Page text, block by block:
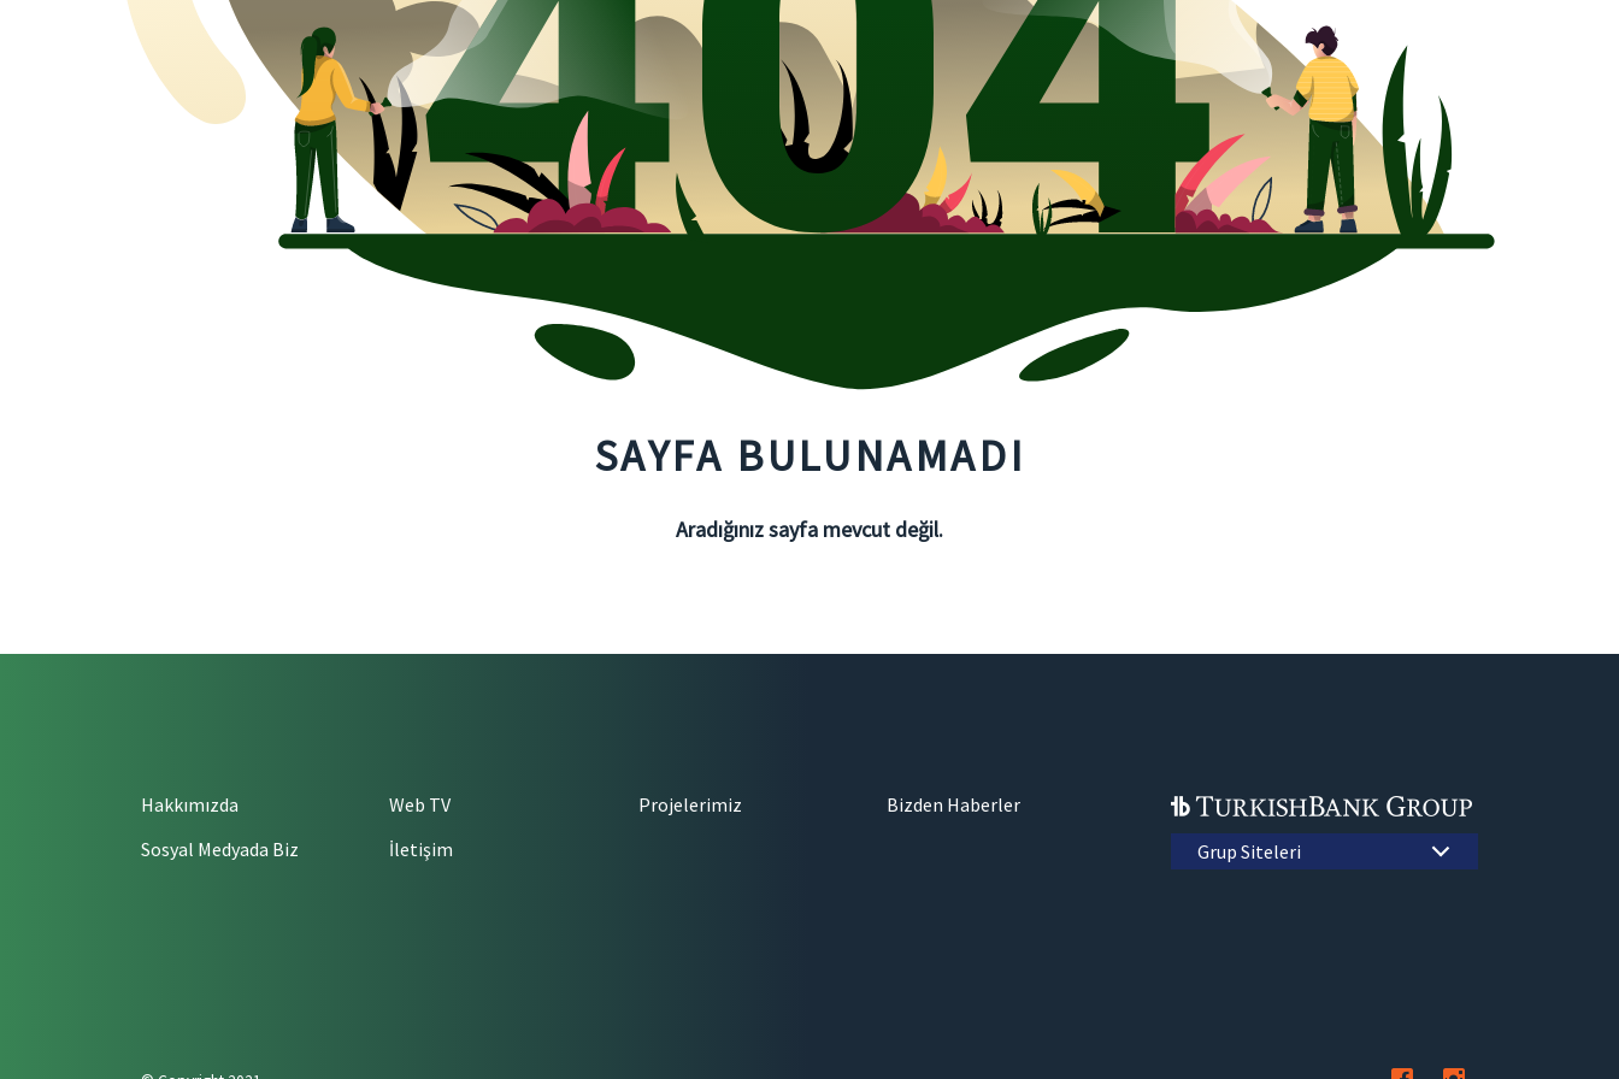
SAYFA BULUNAMADI
Aradığınız sayfa mevcut değil.
Hakkımızda Web TV Projelerimiz
Bizden Haberler
Sosyal Medyada Biz
İletişim Grup Siteleri